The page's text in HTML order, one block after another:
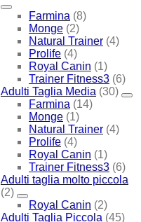
Farmina (8)
Monge (2)
Natural Trainer (4)
Prolife (4)
Royal Canin (1)
Trainer Fitness3 (6)
Adulti Taglia Media (30)
Farmina (14)
Monge (1)
Natural Trainer (4)
Prolife (4)
Royal Canin (1)
Trainer Fitness3 (6)
Adulti taglia molto piccola
(2)
Royal Canin (2)
Adulti Taglia Piccola (45)